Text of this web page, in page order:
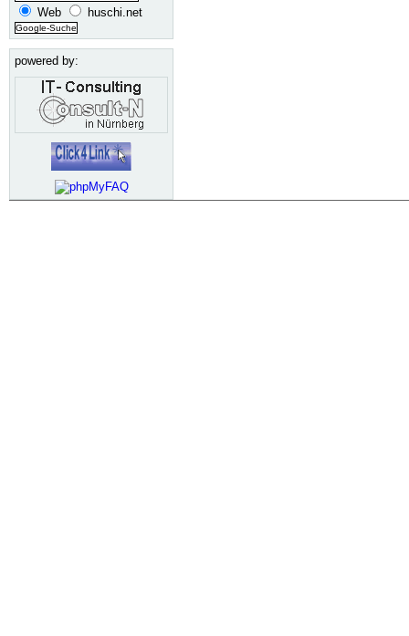
Web huschi.net
powered by: